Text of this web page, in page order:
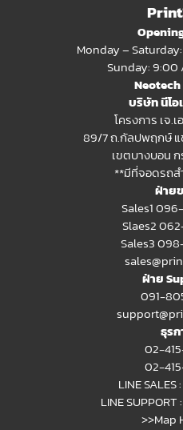
Monday –
Sunday: 9:00
Neotech
บริษัท นีโอ
โครงการ เจ.
89/7 ถ.กัลปพฤกษ์
เขตบางบอน
**มีที่จอดรถ
ฝ่าย
Sales1
Slaes2
Sales3
ฝ่าย
091-
ธุรก
02-
02-
LINE SALES :
LINE SUPPORT :
>>Map